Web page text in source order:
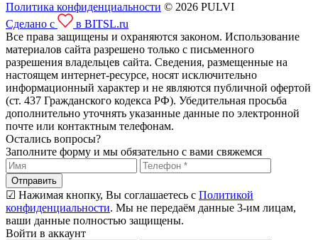
Политика конфиденциальности © 2026 PULVI
Сделано с
в BITSL.ru
Все права защищены и охраняются законом. Использование
материалов сайта разрешено только с письменного
разрешения владельцев сайта. Сведения, размещенные на
настоящем интернет-ресурсе, носят исключительно
информационный характер и не являются публичной офертой
(ст. 437 Гражданского кодекса РФ). Убедительная просьба
дополнительно уточнять указанные данные по электронной
почте или контактным телефонам.
Остались вопросы?
Заполните форму и мы обязательно с вами свяжемся
Отправить
☑ Нажимая кнопку, Вы соглашаетесь с Политикой
конфиденциальности. Мы не передаём данные 3-им лицам,
ваши данные полностью защищены.
Войти в аккаунт